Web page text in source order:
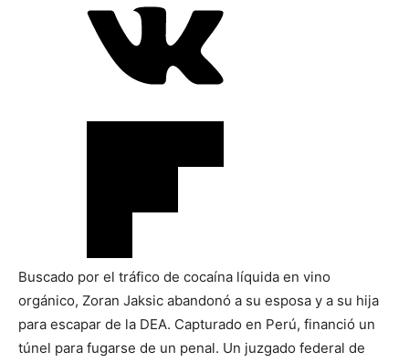
Buscado por el tráfico de cocaína líquida en vino
orgánico, Zoran Jaksic abandonó a su esposa y a su hija
para escapar de la DEA. Capturado en Perú, financió un
túnel para fugarse de un penal. Un juzgado federal de